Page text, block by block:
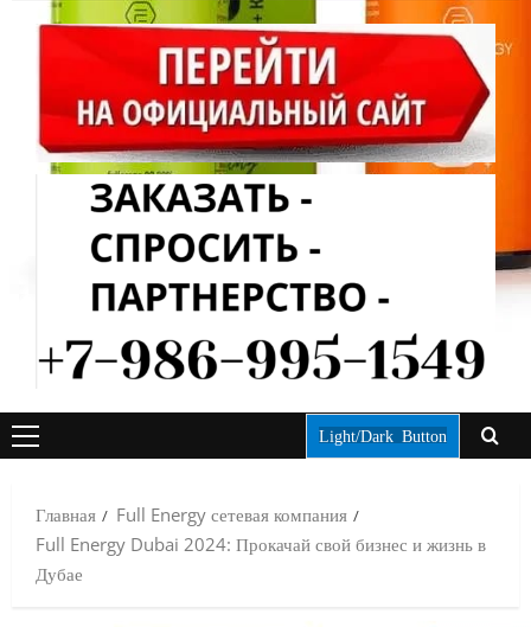
ОСНОВНОЕ
Light/Dark Button
Главная
Full Energy сетевая компания
Full Energy Dubai 2024: Прокачай свой бизнес и жизнь в
Дубае